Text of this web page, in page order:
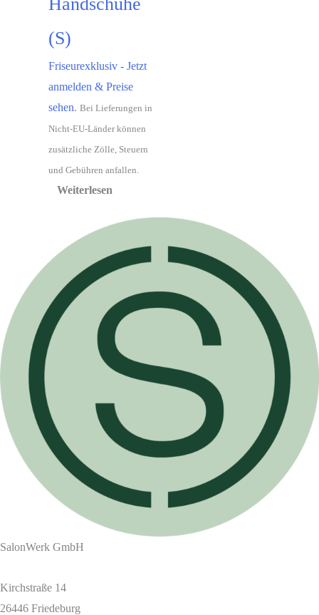
(S)
Friseurexklusiv - Jetzt
anmelden & Preise
sehen. Bei Lieferungen in
Nicht-EU-Länder können
zusätzliche Zölle, Steuern
und Gebühren anfallen.
Weiterlesen
SalonWerk GmbH
Kirchstraße 14
26446 Friedeburg